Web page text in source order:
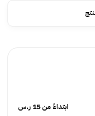
ابتداءً من 15 ر.س